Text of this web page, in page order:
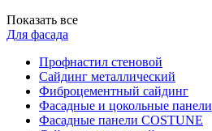
Показать все
Для фасада
Профнастил стеновой
Сайдинг металлический
Фиброцементный сайдинг
Фасадные и цокольные панели
Фасадные панели COSTUNE